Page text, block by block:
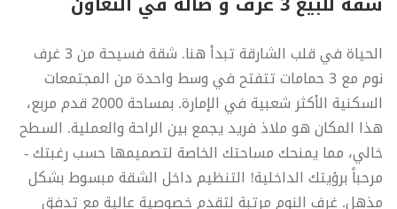
الحياة في قلب الشارقة تبدأ هنا. شقة فسيحة من 3 غرف
نوم مع 3 حمامات تتفتح في وسط واحدة من المجتمعات
السكنية الأكثر شعبية في الإمارة. بمساحة 2000 قدم مربع،
هذا المكان هو ملاذ فريد يجمع بين الراحة والعملية. السطح
خالي، مما يمنحك مساحتك الخاصة لتصميمها حسب رغبتك -
مرحباً برؤيتك الداخلية! التنظيم داخل الشقة مبسوط بشكل
مذهل. غرف النوم مرتبة لتقدم خصوصية عالية مع تدفق